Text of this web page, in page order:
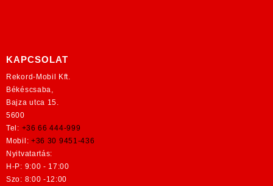
KAPCSOLAT
Rekord-Mobil Kft.
Békéscsaba,
Bajza utca 15.
5600
Tel: +36 66 444-999
Mobil: +36 30 9451-436
Nyitvatartás:
H-P: 9:00 - 17:00
Szo: 8:00 -12:00